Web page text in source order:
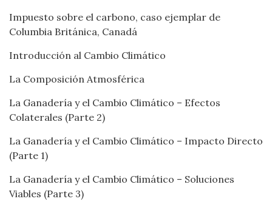
Impuesto sobre el carbono, caso ejemplar de
Columbia Británica, Canadá
Introducción al Cambio Climático
La Composición Atmosférica
La Ganadería y el Cambio Climático – Efectos
Colaterales (Parte 2)
La Ganadería y el Cambio Climático – Impacto Directo
(Parte 1)
La Ganadería y el Cambio Climático – Soluciones
Viables (Parte 3)